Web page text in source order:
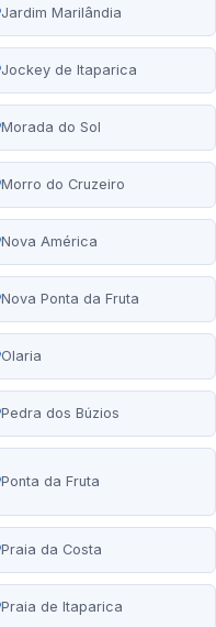
Jardim Marilândia
Jockey de Itaparica
Morada do Sol
Morro do Cruzeiro
Nova América
Nova Ponta da Fruta
Olaria
Pedra dos Búzios
Ponta da Fruta
Praia da Costa
Praia de Itaparica